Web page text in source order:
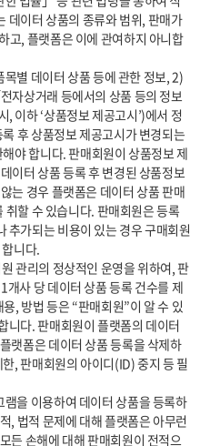
데이터 상품의 종류와 범위, 판매가
고, 플랫폼은 이에 관여하지 아니합
자상거래 등에서의 상품 등의 정보
이하 ‘상품정보 제공고시’)에서 정
후 상품정보 제공고시가 변경되는
야 합니다. 판매회원이 상품정보 제
이터 상품 등록 후 변경된 상품정보
는 경우 플랫폼은 데이터 상품 판매
할 수 있습니다. 판매회원은 등록
추가되는 비용이 있는 경우 구매회원
니다.
사 당 데이터 상품 등록 건수를 제
, 방법 등은 “판매회원”이 알 수 있
니다. 판매회원이 플랫폼의 데이터
랫폼은 데이터 상품 등록을 삭제하
, 판매회원의 아이디(ID) 중지 등 필
, 법적 문제에 대해 플랫폼은 아무런
든 손해에 대해 판매회원이 전적으